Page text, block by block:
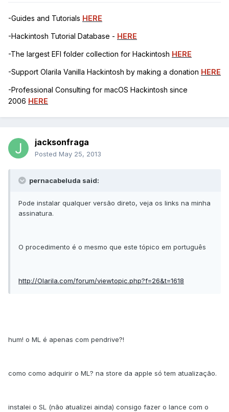
-Guides and Tutorials HERE
-Hackintosh Tutorial Database - HERE
-The largest EFI folder collection for Hackintosh HERE
-Support Olarila Vanilla Hackintosh by making a donation HERE
-Professional Consulting for macOS Hackintosh since
2006 HERE
jacksonfraga
Posted May 25, 2013
pernacabeluda said:
Pode instalar qualquer versão direto, veja os links na minha
assinatura.
O procedimento é o mesmo que este tópico em português
http://Olarila.com/forum/viewtopic.php?f=26&t=1618
hum! o ML é apenas com pendrive?!
como como adquirir o ML? na store da apple só tem atualização.
instalei o SL (não atualizei ainda) consigo fazer o lance com o